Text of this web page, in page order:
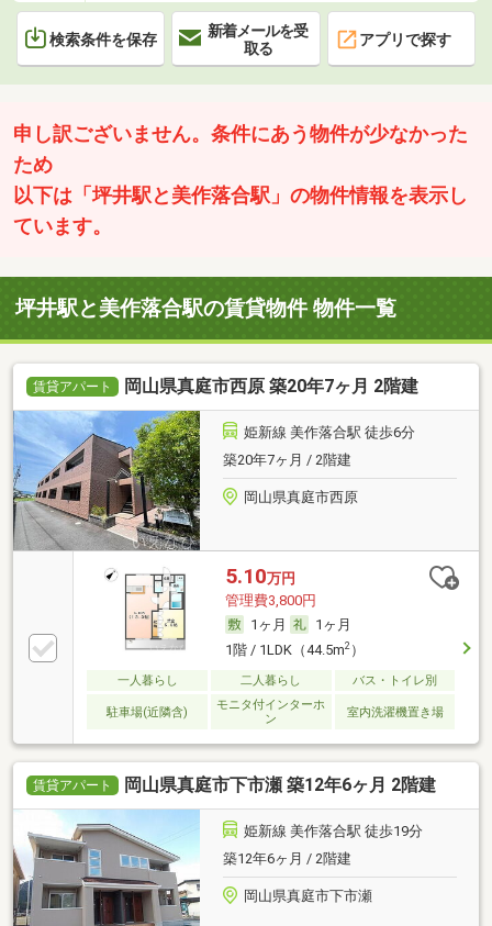
検索条件を保存
新着メールを受
取る
アプリで探す
申し訳ございません。条件にあう物件が少なかった
ため
以下は「坪井駅と美作落合駅」の物件情報を表示し
ています。
坪井駅と美作落合駅の賃貸物件 物件一覧
賃貸アパート 岡山県真庭市西原 築20年7ヶ月 2階建
姫新線 美作落合駅 徒歩6分
築20年7ヶ月 / 2階建
岡山県真庭市西原
5.10万円
管理費3,800円
1ヶ月
1ヶ月
1階 / 1LDK（44.5m2）
一人暮らし 二人暮らし バス・トイレ別
駐車場(近隣含)
モニタ付インターホ
ン
室内洗濯機置き場
賃貸アパート 岡山県真庭市下市瀬 築12年6ヶ月 2階建
姫新線 美作落合駅 徒歩19分
築12年6ヶ月 / 2階建
岡山県真庭市下市瀬